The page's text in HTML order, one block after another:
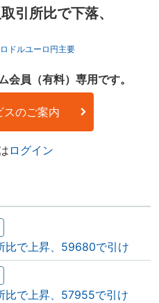
引所比で下落、
ドルユーロ円主要
会員（有料）専用です。
スのご案内
ログイン
比で上昇、59680で引け
比で上昇、57955で引け